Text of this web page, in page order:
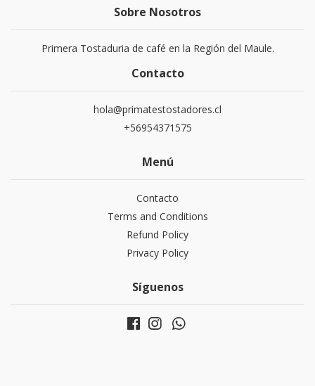
Sobre Nosotros
Primera Tostaduria de café en la Región del Maule.
Contacto
hola@primatestostadores.cl
+56954371575
Menú
Contacto
Terms and Conditions
Refund Policy
Privacy Policy
Síguenos